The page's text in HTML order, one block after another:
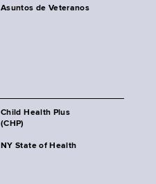
Asuntos de Veteranos
Child Health Plus
(CHP)
NY State of Health